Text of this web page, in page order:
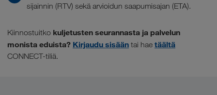
sijainnin (RTV) sekä arvioidun saapumisajan (ETA).
Kiinnostuitko kuljetusten seurannasta ja palvelun
monista eduista? Kirjaudu sisään tai hae täältä
CONNECT-tiliä.